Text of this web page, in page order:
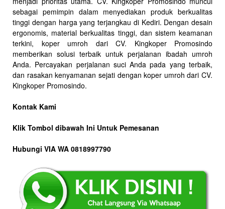
sebagai pemimpin dalam menyediakan produk berkualitas
tinggi dengan harga yang terjangkau di Kediri. Dengan desain
ergonomis, material berkualitas tinggi, dan sistem keamanan
terkini, koper umroh dari CV. Kingkoper Promosindo
memberikan solusi terbaik untuk perjalanan ibadah umroh
Anda. Percayakan perjalanan suci Anda pada yang terbaik,
dan rasakan kenyamanan sejati dengan koper umroh dari CV.
Kingkoper Promosindo.
Kontak Kami
Klik Tombol dibawah Ini Untuk Pemesanan
Hubungi VIA WA 0818997790